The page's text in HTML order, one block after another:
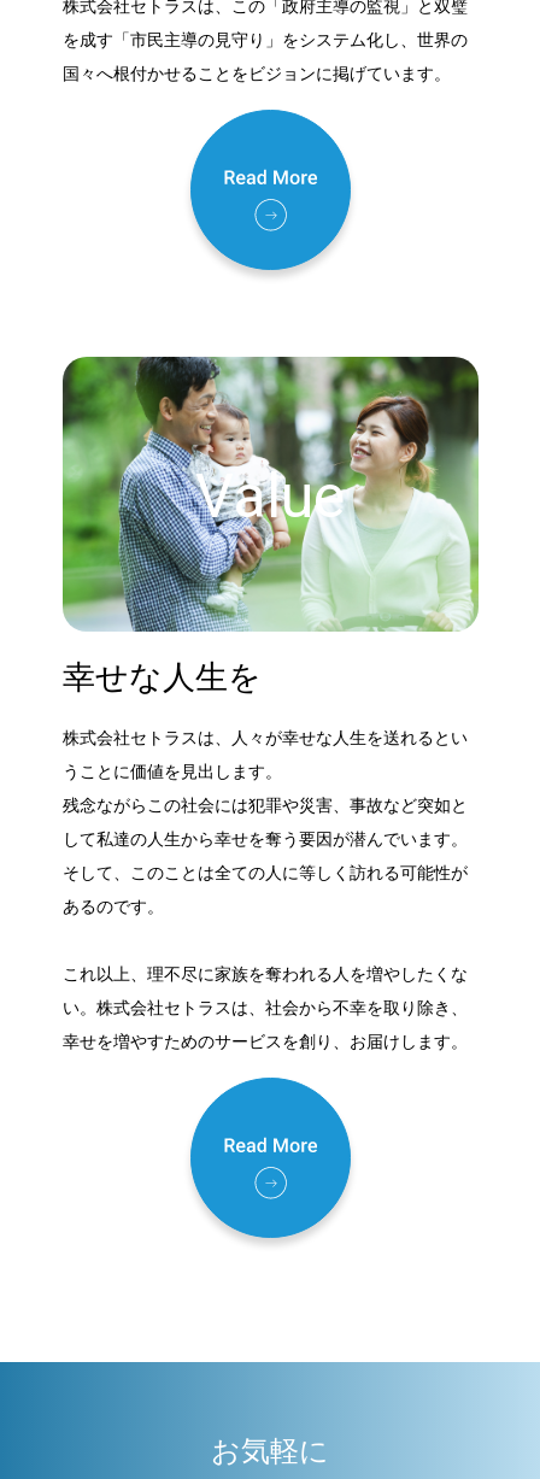
株式会社セトラスは、この「政府主導の監視」と双璧
を成す「市民主導の見守り」をシステム化し、世界の
国々へ根付かせることをビジョンに掲げています。
Value
幸せな人生を
株式会社セトラスは、人々が幸せな人生を送れるとい
うことに価値を見出します。
残念ながらこの社会には犯罪や災害、事故など突如と
して私達の人生から幸せを奪う要因が潜んでいます。
そして、このことは全ての人に等しく訪れる可能性が
あるのです。
これ以上、理不尽に家族を奪われる人を増やしたくな
い。株式会社セトラスは、社会から不幸を取り除き、
幸せを増やすためのサービスを創り、お届けします。
お気軽に